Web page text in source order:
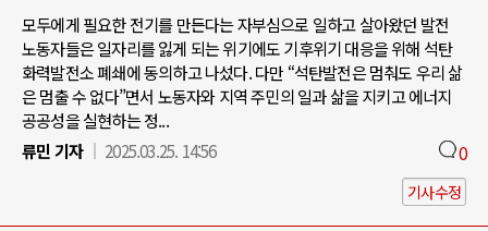
모두에게 필요한 전기를 만든다는 자부심으로 일하고 살아왔던 발전
노동자들은 일자리를 잃게 되는 위기에도 기후위기 대응을 위해 석탄
화력발전소 폐쇄에 동의하고 나섰다. 다만 “석탄발전은 멈춰도 우리 삶
은 멈출 수 없다”면서 노동자와 지역 주민의 일과 삶을 지키고 에너지
공공성을 실현하는 정...
류민 기자
2025.03.25. 14:56 0
기사수정